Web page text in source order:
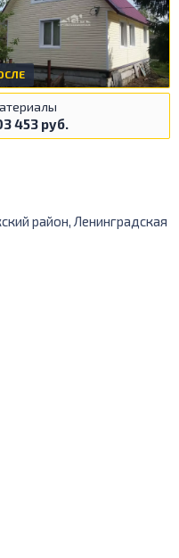
453 руб.
район, Ленинградская